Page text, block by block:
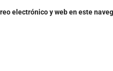
electrónico y web en este